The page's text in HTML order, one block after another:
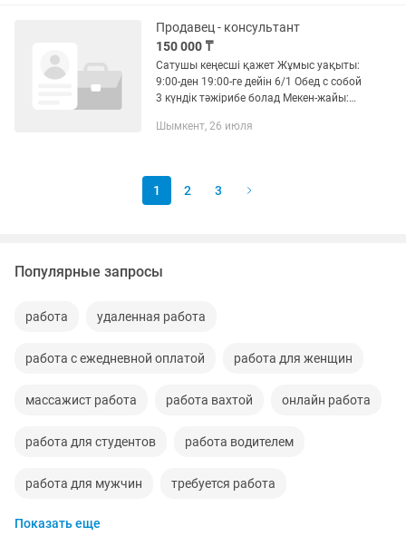
Мы...
Продавец - консультант
150 000 ₸
Сатушы кеңесші қажет Жұмыс уақыты:
9:00-ден 19:00-ге дейін 6/1 Обед с собой
3 күндік тәжірибе болад Мекен-жайы:
Жалақы: 150 000 теңге Требуется
Шымкент, 26 июля
1 2 3
Популярные запросы
работа удаленная работа
работа с ежедневной оплатой работа для женщин
массажист работа работа вахтой онлайн работа
работа для студентов работа водителем
работа для мужчин требуется работа
работа на выходные дни
Показать еще